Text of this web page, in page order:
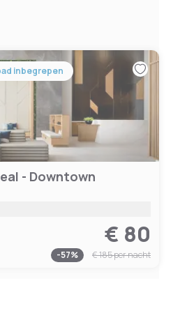
inbegrepen
- Downtown
€ 80
-57% € 185per nacht